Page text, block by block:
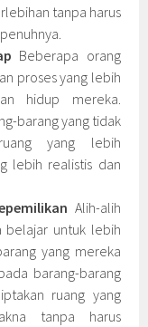
tanpa harus
Beberapa orang
proses yang lebih
hidup mereka.
barang yang tidak
yang lebih
lebih realistis dan
Alih-alih
belajar untuk lebih
yang mereka
barang-barang
ruang yang
tanpa harus